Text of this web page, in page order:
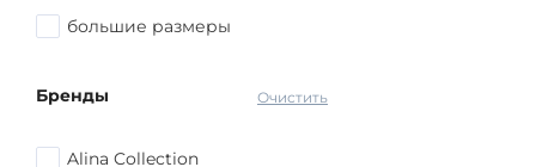
большие размеры
Очистить
Бренды
Alina Collection